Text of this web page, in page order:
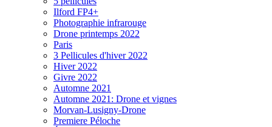
Ilford FP4+
Photographie infrarouge
Drone printemps 2022
Paris
3 Pellicules d'hiver 2022
Hiver 2022
Givre 2022
Automne 2021
Automne 2021: Drone et vignes
Morvan-Lusigny-Drone
Premiere Péloche